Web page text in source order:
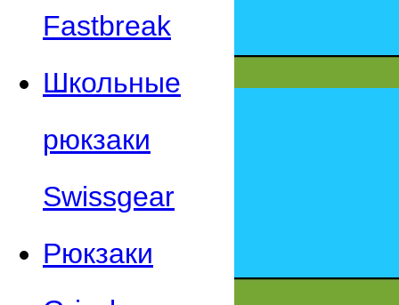
Fastbreak
Школьные
рюкзаки
Swissgear
Рюкзаки